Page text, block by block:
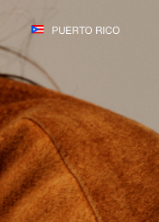
PUERTO RICO